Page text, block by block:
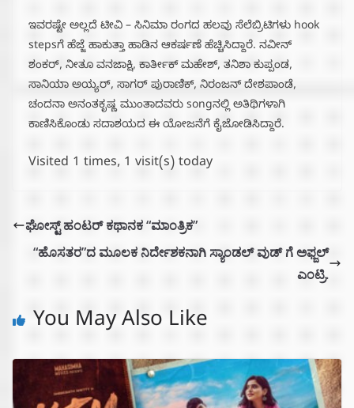
ಇವರಷ್ಟೇ ಅಲ್ಲದೆ ಟೀವಿ – ಸಿನಿಮಾ ರಂಗದ ಹಲವು ಸೆಲೆಬ್ರಿಟಿಗಳು hook
stepsಗೆ ಹೆಜ್ಜೆ ಹಾಕುತ್ತಾ ಹಾಡಿನ ಆಕರ್ಷಣೆ ಹೆಚ್ಚಿಸಿದ್ದಾರೆ. ನವೀನ್‌
ಶಂಕರ್‌, ನೀತೂ ವನಜಾಕ್ಷಿ, ಕಾರ್ತೀಕ್‌ ಮಹೇಶ್‌, ತನಿಶಾ ಕುಪ್ಪಂಡ,
ಸಾನಿಯಾ ಅಯ್ಯರ್‌, ಸಾಗರ್‌ ಪುರಾಣಿಕ್‌, ನಿರಂಜನ್‌ ದೇಶಪಾಂಡೆ,
ಚಂದನಾ ಅನಂತಕೃಷ್ಣ ಮುಂತಾದವರು songನಲ್ಲಿ ಅತಿಥಿಗಳಾಗಿ
ಕಾಣಿಸಿಕೊಂಡು ಸದಾಶಯದ ಈ ಯೋಜನೆಗೆ ಕೈಜೋಡಿಸಿದ್ದಾರೆ.
Visited 1 times, 1 visit(s) today
ಘೋಸ್ಟ್ ಹಂಟರ್ ಕಥಾನಕ “ಮಾಂತ್ರಿಕ”
“ಹೊಸತರ”ದ ಮೂಲಕ ನಿರ್ದೇಶಕನಾಗಿ ಸ್ಯಾಂಡಲ್ ವುಡ್ ಗೆ ಅಫ್ಜಲ್
ಎಂಟ್ರಿ.
You May Also Like